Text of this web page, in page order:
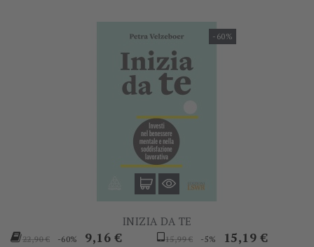
-60%
INIZIA DA TE
Prezzo
22,90 € -60% Prezzo
9,16 €
Prezzo
15,99 € -5% Prezzo
15,19 €